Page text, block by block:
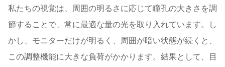
私たちの視覚は、周囲の明るさに応じて瞳孔の大きさを調
節することで、常に最適な量の光を取り入れています。し
かし、モニターだけが明るく、周囲が暗い状態が続くと、
この調整機能に大きな負荷がかかります。結果として、目